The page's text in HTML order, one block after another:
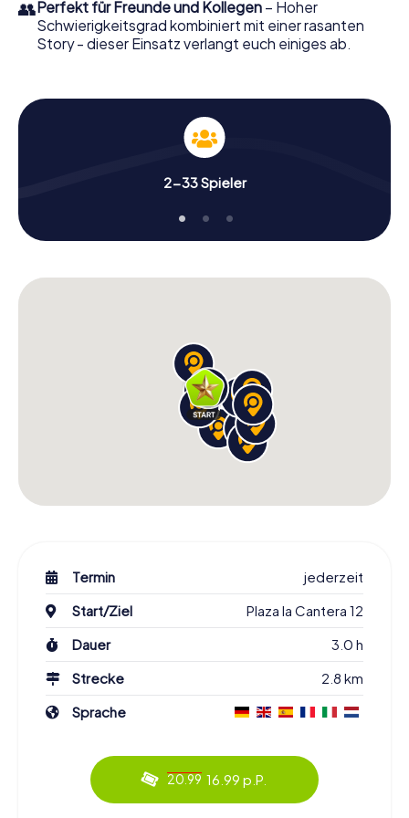
👥Perfekt für Freunde und Kollegen – Hoher
Schwierigkeitsgrad kombiniert mit einer rasanten
Story - dieser Einsatz verlangt euch einiges ab.
2-33 Spieler
Termin
jederzeit
Start/Ziel
Plaza la Cantera 12
Dauer
3.0 h
Strecke
2.8 km
Sprache
20.99 16.99 p.P.